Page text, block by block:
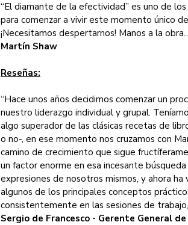
“El diamante de la efectividad” es uno de
para comenzar a vivir este momento único
¡Necesitamos despertarnos! Manos a la
Martín Shaw
Reseñas:
“Hace unos años decidimos comenzar un
nuestro liderazgo individual y grupal.
algo superador de las clásicas recetas de
o no-, en ese momento nos cruzamos con
camino de crecimiento que sigue
un factor enorme en esa incesante
expresiones de nosotros mismos, y ahora
algunos de los principales conceptos
consistentemente en las sesiones de
Sergio de Francesco - Gerente General de